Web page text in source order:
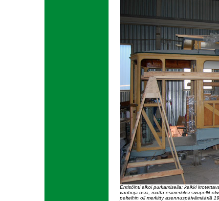
Entisöinti alkoi purkamisella; kaikki
vanhoja osia, mutta esimerkiksi sivupellit
pelteihin oli merkitty asennuspäivämääriä